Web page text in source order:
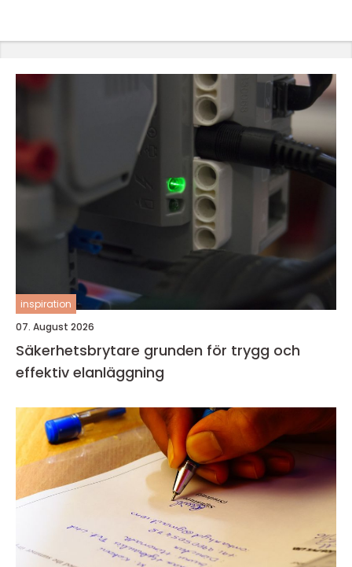
inspiration
07. August 2026
Säkerhetsbrytare grunden för trygg och
effektiv elanläggning